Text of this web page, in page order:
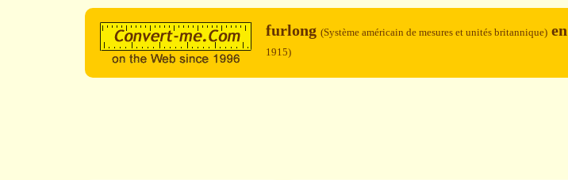
furlong (Système américain de mesures et unités britannique)
1915)